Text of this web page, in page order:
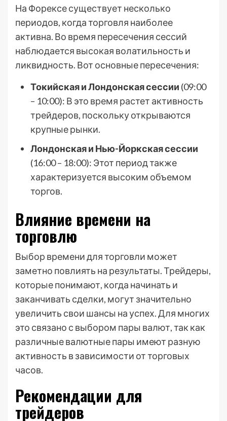
На Форексе существует несколько
периодов, когда торговля наиболее
активна. Во время пересечения сессий
наблюдается высокая волатильность и
ликвидность. Вот основные пересечения:
Токийская и Лондонская сессии (09:00
– 10:00): В это время растет активность
трейдеров, поскольку открываются
крупные рынки.
Лондонская и Нью-Йоркская сессии
(16:00 – 18:00): Этот период также
характеризуется высоким объемом
торгов.
Влияние времени на
торговлю
Выбор времени для торговли может
заметно повлиять на результаты. Трейдеры,
которые понимают, когда начинать и
заканчивать сделки, могут значительно
увеличить свои шансы на успех. Для многих
это связано с выбором пары валют, так как
различные валютные пары имеют разную
активность в зависимости от торговых
часов.
Рекомендации для
трейдеров